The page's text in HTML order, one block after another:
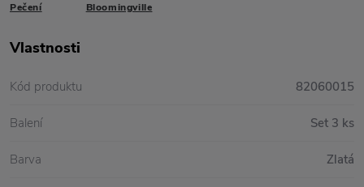
Pečení Bloomingville
Vlastnosti
Kód produktu 82060015
Balení Set 3 ks
Barva Zlatá